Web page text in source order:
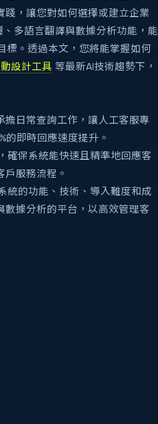
踐，讓您對如何選擇或建立企業
多語言翻譯與數據分析功能，能
標。透過本文，您將能掌握如何
設計工具 等最新AI技術趨勢下，
擔日常查詢工作，讓人工客服專
即時回應速度提升。
確保系統能快速且精準地回應客
服務流程。
統的功能、技術、導入難度和成
數據分析的平台，以高效管理客